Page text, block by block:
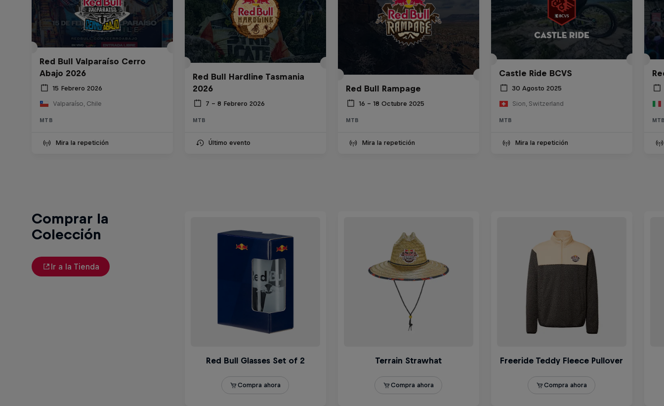
Red Bull Valparaíso Cerro
Abajo 2026
15 Febrero 2026
Valparaíso, Chile
MTB
Mira la repetición
Red Bull Hardline Tasmania
2026
7 – 8 Febrero 2026
MTB
Último evento
Red Bull Rampage
16 – 18 Octubre 2025
MTB
Mira la repetición
Castle Ride BCVS
30 Agosto 2025
Sion, Switzerland
MTB
Mira la repetición
Comprar la
Colección
Ir a la Tienda